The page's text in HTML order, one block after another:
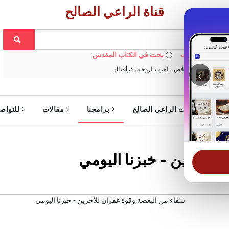
‹
قناة الراعي الصالح
في الويبسايت بحث في الكتاب المقدس
خبزنا اليومي الخلاص الحرب الروحية قرأت لك
خدمات الراعي الصالح برامجنا مقالات
- خبزنا اليومي